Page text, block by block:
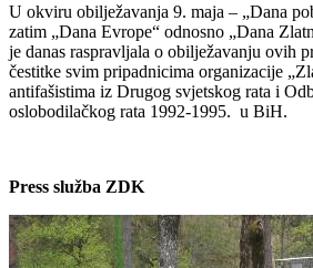
U okviru obilježavanja 9. maja – „Dana
zatim „Dana Evrope“ odnosno „Dana
je danas raspravljala o obilježavanju ovih
čestitke svim pripadnicima organizacije
antifašistima iz Drugog svjetskog rata i
oslobodilačkog rata 1992-1995. u BiH.
Press služba ZDK